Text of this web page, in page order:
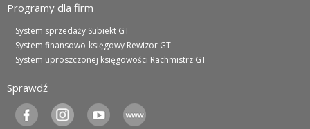
Programy dla firm
System sprzedaży Subiekt GT
System finansowo-księgowy Rewizor GT
System uproszczonej księgowości Rachmistrz GT
Sprawdź